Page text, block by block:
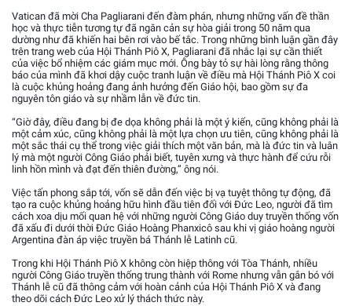
Vatican đã mời Cha Pagliarani đến đàm phán, nhưng những vấn đề thần
học và thực tiễn tương tự đã ngăn cản sự hòa giải trong 50 năm qua
dường như đã khiến hai bên rơi vào bế tắc. Trong những bình luận gần đây
trên trang web của Hội Thánh Piô X, Pagliarani đã nhắc lại sự cần thiết
của việc bổ nhiệm các giám mục mới. Ông bày tỏ sự hài lòng rằng thông
báo của mình đã khơi dậy cuộc tranh luận về điều mà Hội Thánh Piô X coi
là cuộc khủng hoảng đang ảnh hưởng đến Giáo hội, bao gồm sự đa
nguyên tôn giáo và sự nhầm lẫn về đức tin.
“Giờ đây, điều đang bị đe dọa không phải là một ý kiến, cũng không phải là
một cảm xúc, cũng không phải là một lựa chọn ưu tiên, cũng không phải là
một sắc thái cụ thể trong việc giải thích một văn bản, mà là đức tin và luân
lý mà một người Công Giáo phải biết, tuyên xưng và thực hành để cứu rỗi
linh hồn mình và đạt đến thiên đường,” ông nói.
Việc tấn phong sắp tới, vốn sẽ dẫn đến việc bị vạ tuyệt thông tự động, đã
tạo ra cuộc khủng hoảng hữu hình đầu tiên đối với Đức Leo, người đã tìm
cách xoa dịu mối quan hệ với những người Công Giáo duy truyền thống vốn
đã xấu đi dưới thời Đức Giáo Hoàng Phanxicô sau khi vị giáo hoàng người
Argentina đàn áp việc truyền bá Thánh lễ Latinh cũ.
Trong khi Hội Thánh Piô X không còn hiệp thông với Tòa Thánh, nhiều
người Công Giáo truyền thống trung thành với Rome nhưng vẫn gắn bó với
Thánh lễ cũ đã thông cảm với hoàn cảnh của Hội Thánh Piô X và đang
theo dõi cách Đức Leo xử lý thách thức này.